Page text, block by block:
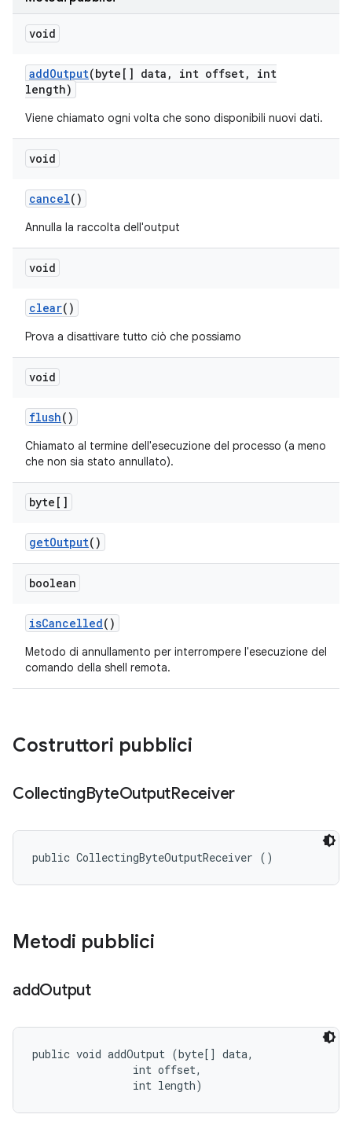
void
addOutput(byte[] data , int offset,
int
length)
Viene chiamato ogni volta che sono disponibili nuovi dati.
void
cancel()
Annulla la raccolta dell'output
void
clear()
Prova a disattivare tutto ciò che possiamo
void
flush()
Chiamato al termine dell'esecuzione del processo (a meno
che non sia stato annullato).
byte[]
getOutput()
boolean
isCancelled()
Metodo di annullamento per interrompere l'esecuzione del
comando della shell remota.
Costruttori pubblici
CollectingByteOutputReceiver
public CollectingByteOutputReceiver ()
Metodi pubblici
addOutput
public void addOutput (byte[] data,
                int offset,
                int length)